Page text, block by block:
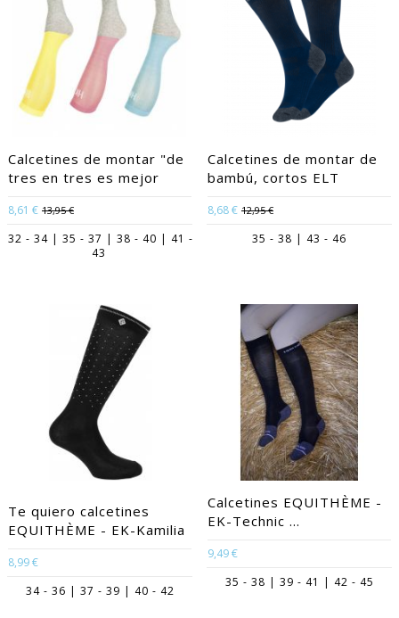
Calcetines de montar "de
tres en tres es mejor
8,61 € 13,95 €
32 - 34 | 35 - 37 | 38 - 40 | 41 -
43
Calcetines de montar de
bambú, cortos ELT
8,68 € 12,95 €
35 - 38 | 43 - 46
Te quiero calcetines
EQUITHÈME - EK-Kamilia
8,99 €
34 - 36 | 37 - 39 | 40 - 42
Calcetines EQUITHÈME -
EK-Technic ...
9,49 €
35 - 38 | 39 - 41 | 42 - 45